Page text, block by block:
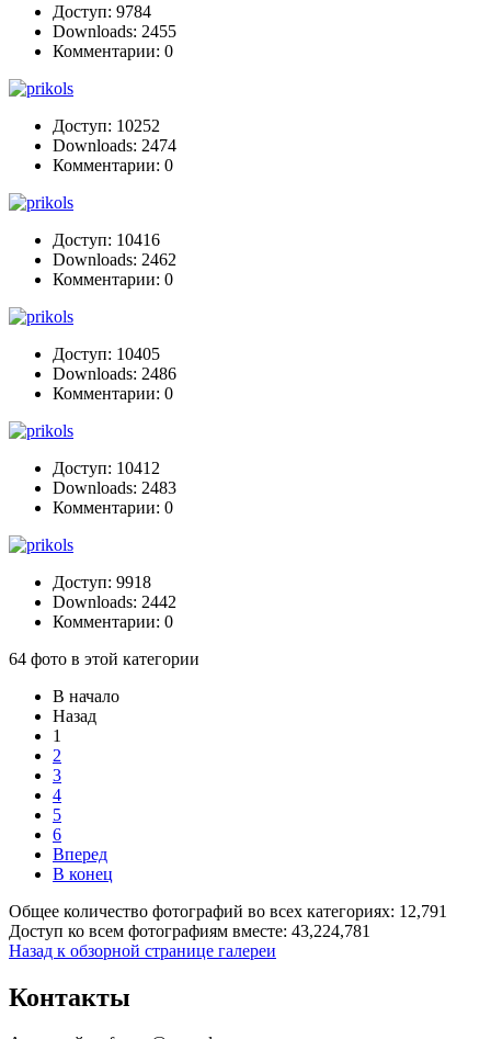
Доступ: 9784
Downloads: 2455
Комментарии: 0
Доступ: 10252
Downloads: 2474
Комментарии: 0
Доступ: 10416
Downloads: 2462
Комментарии: 0
Доступ: 10405
Downloads: 2486
Комментарии: 0
Доступ: 10412
Downloads: 2483
Комментарии: 0
Доступ: 9918
Downloads: 2442
Комментарии: 0
64 фото в этой категории
В начало
Назад
1
2
3
4
5
6
Вперед
В конец
Общее количество фотографий во всех категориях: 12,791
Доступ ко всем фотографиям вместе: 43,224,781
Назад к обзорной странице галереи
Контакты